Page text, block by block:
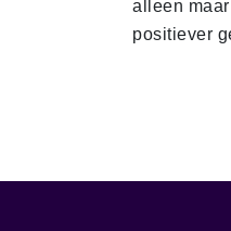
alleen maar
positiever